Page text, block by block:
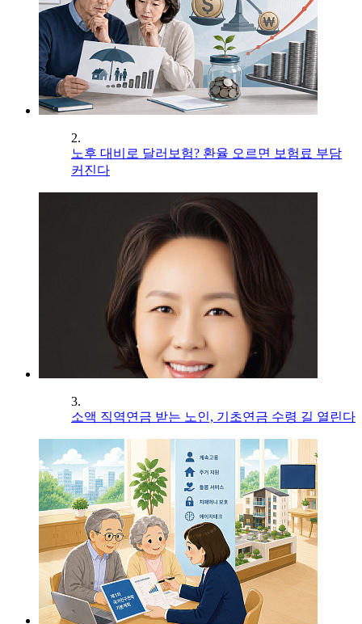
2.
노후 대비로 달러보험? 환율 오르면 보험료 부담
커진다
3.
소액 직역연금 받는 노인, 기초연금 수령 길 열린다